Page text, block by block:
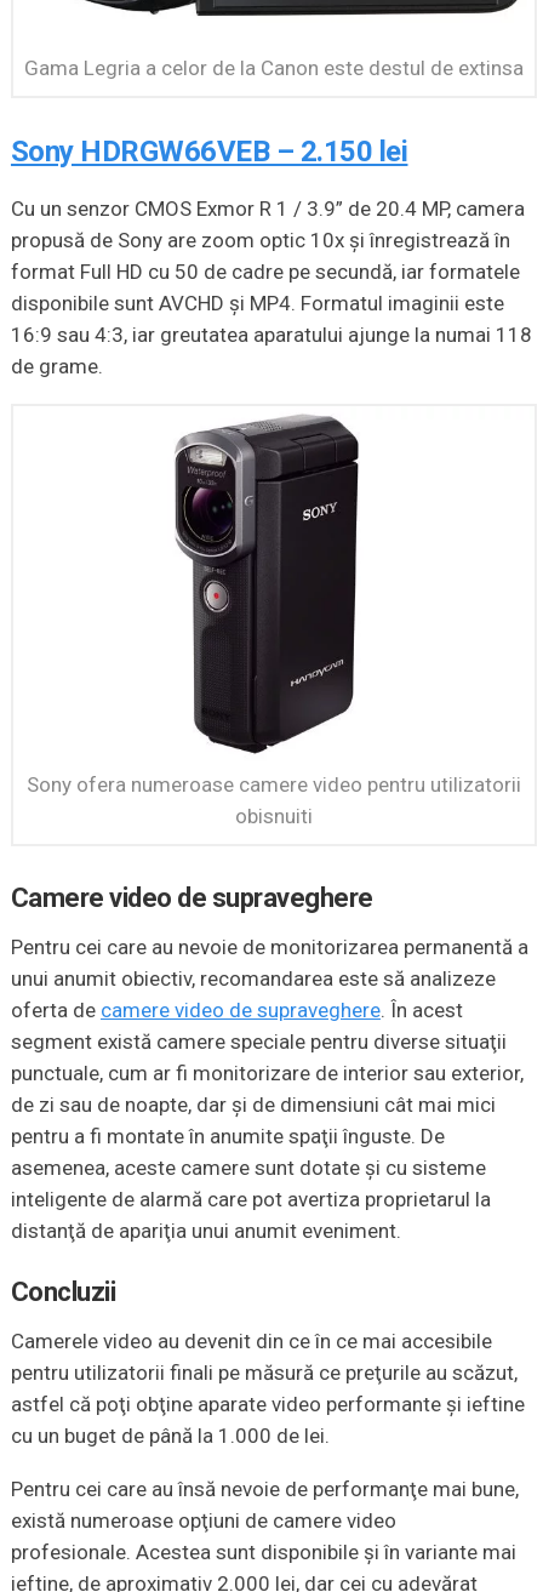
Gama Legria a celor de la Canon este destul de extinsa
Sony HDRGW66VEB – 2.150 lei
Cu un senzor CMOS Exmor R 1 / 3.9” de 20.4 MP, camera
propusă de Sony are zoom optic 10x şi înregistrează în
format Full HD cu 50 de cadre pe secundă, iar formatele
disponibile sunt AVCHD şi MP4. Formatul imaginii este
16:9 sau 4:3, iar greutatea aparatului ajunge la numai 118
de grame.
Sony ofera numeroase camere video pentru utilizatorii
obisnuiti
Camere video de supraveghere
Pentru cei care au nevoie de monitorizarea permanentă a
unui anumit obiectiv, recomandarea este să analizeze
oferta de camere video de supraveghere. În acest
segment există camere speciale pentru diverse situaţii
punctuale, cum ar fi monitorizare de interior sau exterior,
de zi sau de noapte, dar şi de dimensiuni cât mai mici
pentru a fi montate în anumite spaţii înguste. De
asemenea, aceste camere sunt dotate şi cu sisteme
inteligente de alarmă care pot avertiza proprietarul la
distanţă de apariţia unui anumit eveniment.
Concluzii
Camerele video au devenit din ce în ce mai accesibile
pentru utilizatorii finali pe măsură ce preţurile au scăzut,
astfel că poţi obţine aparate video performante şi ieftine
cu un buget de până la 1.000 de lei.
Pentru cei care au însă nevoie de performanţe mai bune,
există numeroase opţiuni de camere video
profesionale. Acestea sunt disponibile şi în variante mai
ieftine, de aproximativ 2.000 lei, dar cei cu adevărat